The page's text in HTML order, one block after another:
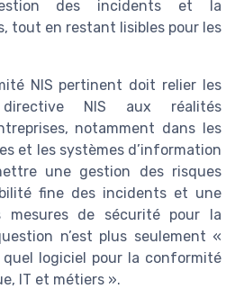
des incidents et la
tout en restant lisibles pour les
NIS pertinent doit relier les
NIS aux réalités
notamment dans les
et les systèmes d’information
une gestion des risques
fine des incidents et une
mesures de sécurité pour la
n’est plus seulement «
logiciel pour la conformité
IT et métiers ».